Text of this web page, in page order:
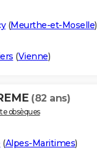
(Meurthe-et-Moselle)
(Vienne)
(82 ans)
obsèques
(Alpes-Maritimes)